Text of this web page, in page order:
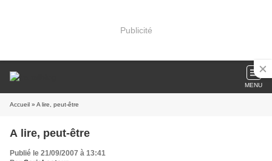
Publicité
MENU
Accueil » A lire, peut-être
A lire, peut-être
Publié le 21/09/2007 à 13:41